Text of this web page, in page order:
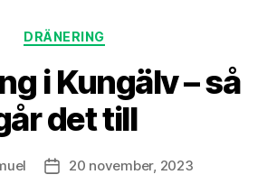
Kategorier
DRÄNERING
i Kungälv – så
det till
Inläggsdatum
20 november, 2023